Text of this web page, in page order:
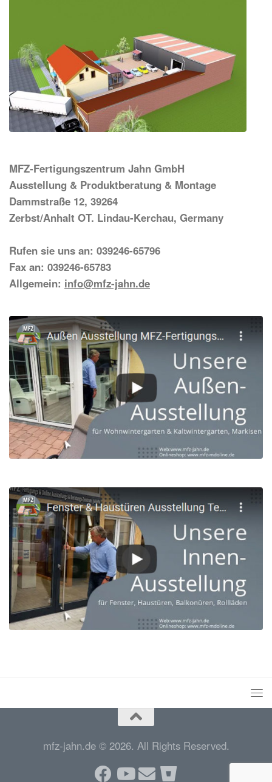
MFZ-Fertigungszentrum Jahn GmbH
Ausstellung & Produktberatung & Montage
Dammstraße 12, 39264
Zerbst/Anhalt OT. Lindau-Kerchau, Germany
Rufen sie uns an: 039246-65796
Fax an: 039246-65783
Allgemein: info@mfz-jahn.de
mfz-jahn.de © 2026. All Rights Reserved.